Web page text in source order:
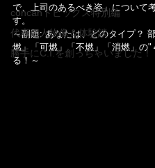
concanトピックス特別編
代表の人物像＆体験談！
勝手にC.I.を創っちゃいました！
で、上司のあるべき姿」について
す。
～副題: あなたは、どのタイプ？
燃」「可燃」「不燃」「消燃」の"
る！～